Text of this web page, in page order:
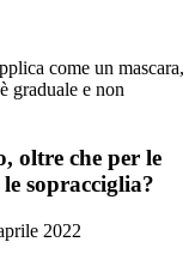
come un mascara,
graduale e non
oltre che per le
sopracciglia?
2022